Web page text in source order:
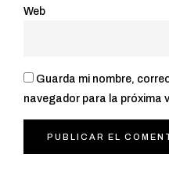
Web
Guarda mi nombre,
navegador para la próxima